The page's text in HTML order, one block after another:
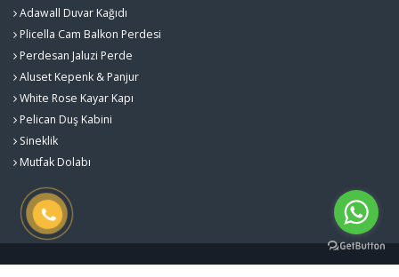
Adawall Duvar Kağıdı
Plicella Cam Balkon Perdesi
Perdesan Jaluzi Perde
Aluset Kepenk & Panjur
White Rose Kayar Kapı
Pelican Duş Kabini
Sineklik
Mutfak Dolabı